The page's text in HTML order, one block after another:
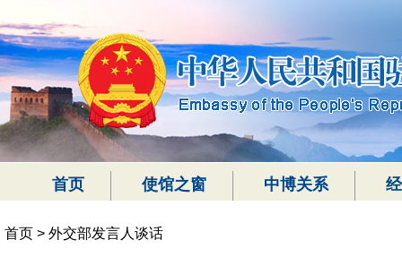
首页 使馆之窗 中博关系
首页 > 外交部发言人谈话